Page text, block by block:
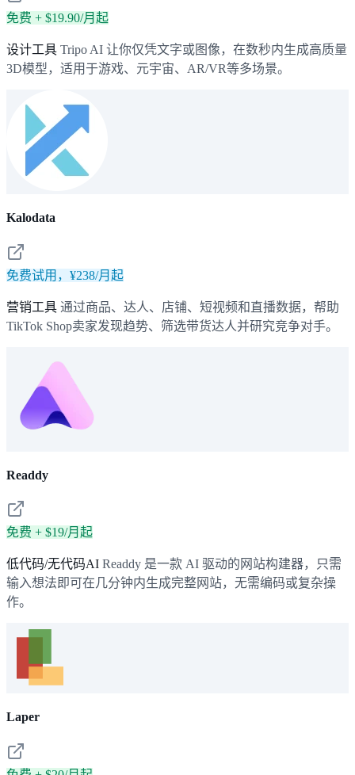
免费 + $19.90/月起
设计工具 Tripo AI 让你仅凭文字或图像，在数秒内生成高质量
3D模型，适用于游戏、元宇宙、AR/VR等多场景。
Kalodata
免费试用，¥238/月起
营销工具 通过商品、达人、店铺、短视频和直播数据，帮助
TikTok Shop卖家发现趋势、筛选带货达人并研究竞争对手。
Readdy
免费 + $19/月起
低代码/无代码AI Readdy 是一款 AI 驱动的网站构建器，只需
输入想法即可在几分钟内生成完整网站，无需编码或复杂操
作。
Laper